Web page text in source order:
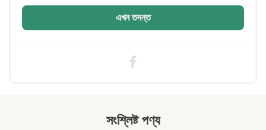
এখন তদন্ত
সংশ্লিষ্ট পণ্য